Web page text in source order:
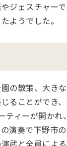
ジェスチャー
ようでした。
の散策、大き
ることができ
ティーが開か
演奏で下野市